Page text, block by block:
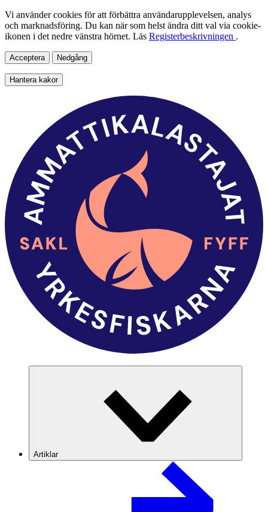
Vi använder cookies för att förbättra användarupplevelsen, analys
och marknadsföring. Du kan när som helst ändra ditt val via cookie-
ikonen i det nedre vänstra hörnet. Läs Registerbeskrivningen .
Acceptera Nedgång
Hantera kakor
Artiklar